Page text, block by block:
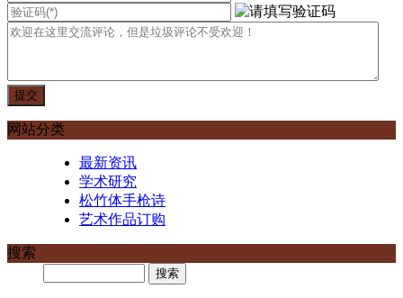
网站分类
最新资讯
学术研究
松竹体手枪诗
艺术作品订购
搜索